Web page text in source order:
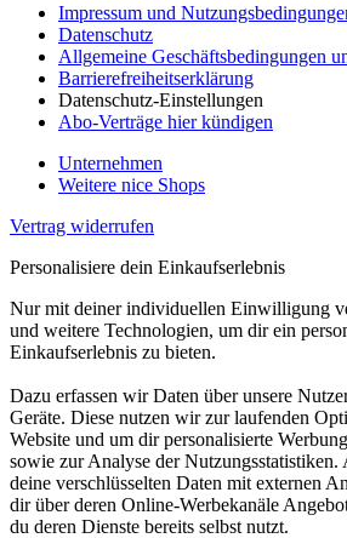
Impressum und
Datenschutz
Allgemeine Geschäftsbedingungen
Barrierefreiheitserklärung
Datenschutz-Einstellungen
Abo-Verträge hier kündigen
Unternehmen
Weitere nice Shops
Vertrag widerrufen
Personalisiere dein Einkaufserlebnis
Nur mit deiner individuellen Einwilligung
und weitere Technologien, um dir ein
Einkaufserlebnis zu bieten.
Dazu erfassen wir Daten über unsere
Geräte. Diese nutzen wir zur laufenden
Website und um dir personalisierte
sowie zur Analyse der
deine verschlüsselten Daten mit externen
dir über deren Online-Werbekanäle
du deren Dienste bereits selbst nutzt.